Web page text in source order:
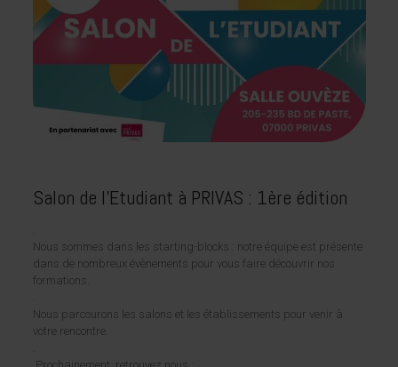
Salon de l’Etudiant à PRIVAS : 1ère édition
Nous sommes dans les starting-blocks : notre équipe est présente
dans de nombreux évènements pour vous faire découvrir nos
formations.
Nous parcourons les salons et les établissements pour venir à
votre rencontre.